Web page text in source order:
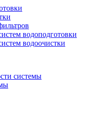
водоподготовки
водоочистки
системы